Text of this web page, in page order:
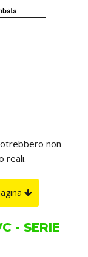
non
reali.
- SERIE